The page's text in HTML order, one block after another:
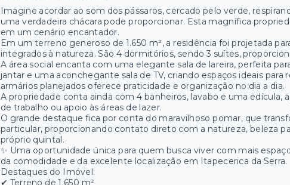
Imagine acordar ao som dos pássaros, cercado pelo verde,
uma verdadeira chácara pode proporcionar. Esta magnífica
em um cenário encantador.
Em um terreno generoso de 1.650 m², a residência foi projetada
integrados à natureza. São 4 dormitórios, sendo 3 suítes,
A área social encanta com uma elegante sala de lareira, perfeita
jantar e uma aconchegante sala de TV, criando espaços ideais
armários planejados oferece praticidade e organização no dia a dia.
A propriedade conta ainda com 4 banheiros, lavabo e uma edícula,
de trabalho ou apoio às áreas de lazer.
O grande destaque fica por conta do maravilhoso pomar, que
particular, proporcionando contato direto com a natureza, beleza
próprio quintal.
✨ Uma oportunidade única para quem busca viver com mais
da comodidade e da excelente localização em Itapecerica da Serra.
Destaques do Imóvel:
✔ Terreno de 1.650 m²